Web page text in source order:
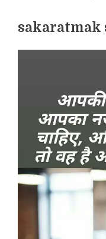
sakaratmak